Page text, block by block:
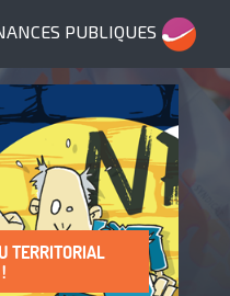
PUBLIQUES
TERRITORIAL
PUBLICS !
AU TRAVAIL
!